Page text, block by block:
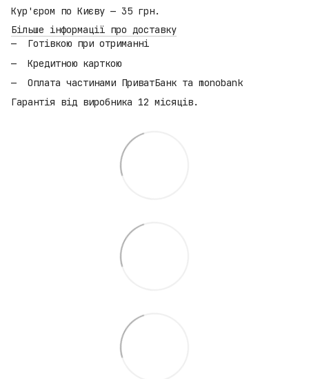
Кур'єром по Києву — 35 грн.
Більше інформації про доставку
Готівкою при отриманні
Кредитною карткою
Оплата частинами ПриватБанк та monobank
Гарантія від виробника 12 місяців.